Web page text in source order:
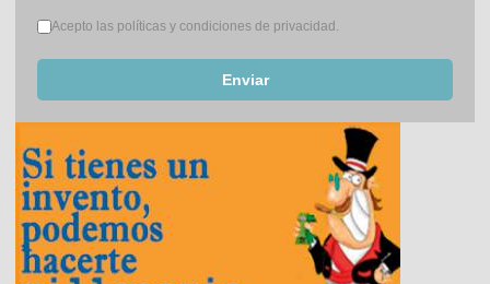
Términos del servicio*
Acepto las políticas y condiciones de privacidad.
Enviar